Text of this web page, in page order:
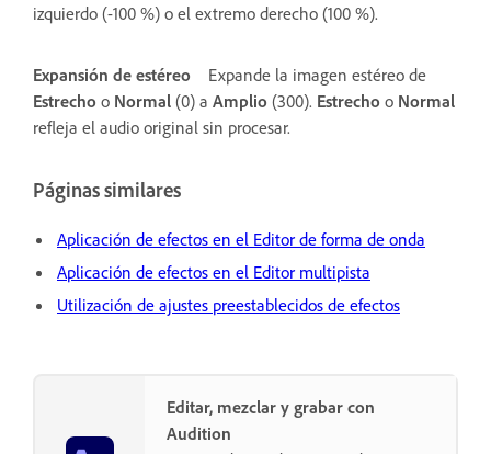
izquierdo (-100 %) o el extremo derecho (100 %).
Expansión de estéreo
Expande la imagen estéreo de
Estrecho o Normal (0) a Amplio (300). Estrecho o Normal
refleja el audio original sin procesar.
Páginas similares
Aplicación de efectos en el Editor de forma de onda
Aplicación de efectos en el Editor multipista
Utilización de ajustes preestablecidos de efectos
Editar, mezclar y grabar con
Audition